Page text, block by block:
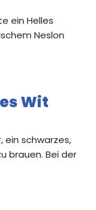
ein Helles
Neslon
Wit
ein schwarzes,
brauen. Bei der